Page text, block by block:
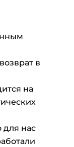
в
на
для нас